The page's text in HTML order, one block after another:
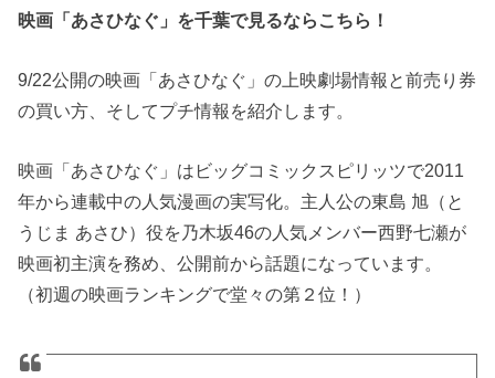
映画「あさひなぐ」を千葉で見るならこちら！
9/22公開の映画「あさひなぐ」の上映劇場情報と前売り券
の買い方、そしてプチ情報を紹介します。
映画「あさひなぐ」はビッグコミックスピリッツで2011
年から連載中の人気漫画の実写化。主人公の東島 旭（と
うじま あさひ）役を乃木坂46の人気メンバー西野七瀬が
映画初主演を務め、公開前から話題になっています。
（初週の映画ランキングで堂々の第２位！）